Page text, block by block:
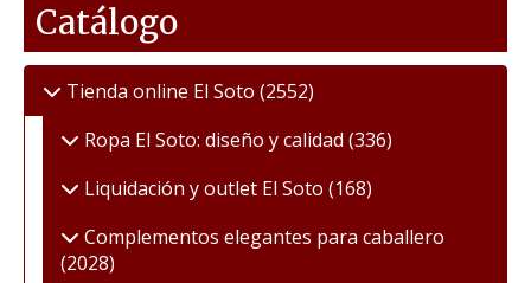
Catálogo
Tienda online El Soto (2552)
Ropa El Soto: diseño y calidad (336)
Liquidación y outlet El Soto (168)
Complementos elegantes para caballero
(2028)